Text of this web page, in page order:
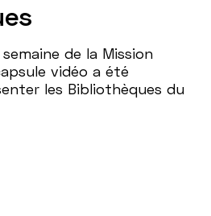
de la Mission
vidéo a été
les Bibliothèques du